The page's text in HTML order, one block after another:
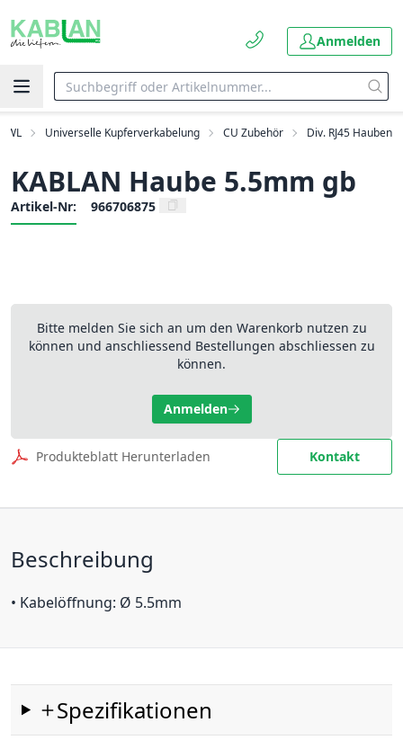
Anmelden
Universelle Kupferverkabelung CU Zubehör Div. RJ45 Hauben
KABLAN Haube 5.5mm gb
Artikel-Nr: 966706875
Bitte melden Sie sich an um den Warenkorb nutzen zu
können und anschliessend Bestellungen abschliessen zu
können.
Anmelden
Produkteblatt Herunterladen Kontakt
Beschreibung
• Kabelöffnung: Ø 5.5mm
Spezifikationen